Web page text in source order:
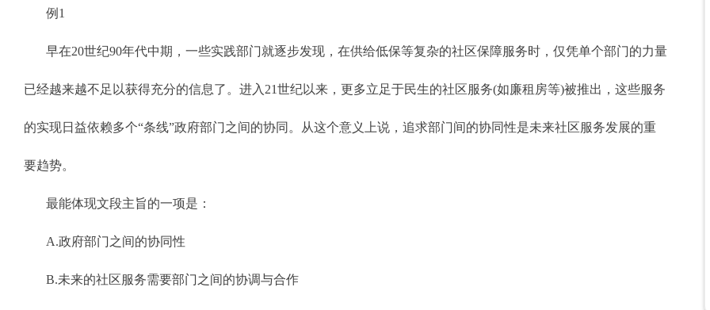
例1
早在20世纪90年代中期，一些实践部门就逐步发现，在供给低保等复杂的社区保障服务时，仅凭单个部门的力量
已经越来越不足以获得充分的信息了。进入21世纪以来，更多立足于民生的社区服务(如廉租房等)被推出，这些服务
的实现日益依赖多个“条线”政府部门之间的协同。从这个意义上说，追求部门间的协同性是未来社区服务发展的重
要趋势。
最能体现文段主旨的一项是：
A.政府部门之间的协同性
B.未来的社区服务需要部门之间的协调与合作